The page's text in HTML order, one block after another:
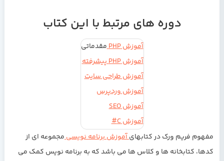
دوره های مرتبط با این کتاب
آموزش PHP
مقدماتی
آموزش PHP پیشرفته
آموزش طراحی سایت
آموزش وردپرس
آموزش SEO
آموزش C#
مفهوم فریم ورک در کتابهایآموزش برنامه نویسیمجموعه ای از
کدها، کتابخانه ها و کلاس ها می باشد که به برنامه نویس کمک می